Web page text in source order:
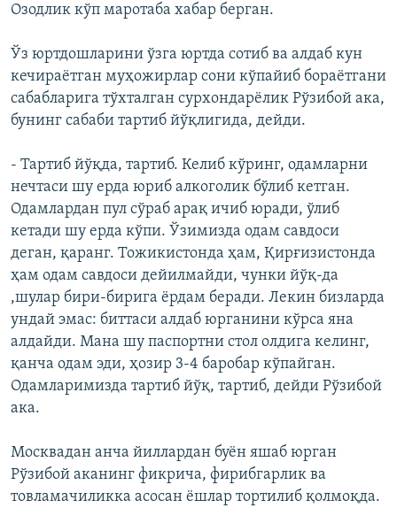
Озодлик кўп маротаба хабар берган.
Ўз юртдошларини ўзга юртда сотиб ва алдаб кун
кечираётган муҳожирлар сони кўпайиб бораётгани
сабабларига тўхталган сурхондарёлик Рўзибой ака,
бунинг сабаби тартиб йўқлигида, дейди.
- Тартиб йўқда, тартиб. Келиб кўринг, одамларни
нечтаси шу ерда юриб алкоголик бўлиб кетган.
Одамлардан пул сўраб арақ ичиб юради, ўлиб
кетади шу ерда кўпи. Ўзимизда одам савдоси
деган, қаранг. Тожикистонда ҳам, Қирғизистонда
ҳам одам савдоси дейилмайди, чунки йўқ-да
,шулар бири-бирига ёрдам беради. Лекин бизларда
ундай эмас: биттаси алдаб юрганини кўрса яна
алдайди. Мана шу паспортни стол олдига келинг,
қанча одам эди, ҳозир 3-4 баробар кўпайган.
Одамларимизда тартиб йўқ, тартиб, дейди Рўзибой
ака.
Москвадан анча йиллардан буён яшаб юрган
Рўзибой аканинг фикрича, фирибгарлик ва
товламачиликка асосан ёшлар тортилиб қолмоқда.